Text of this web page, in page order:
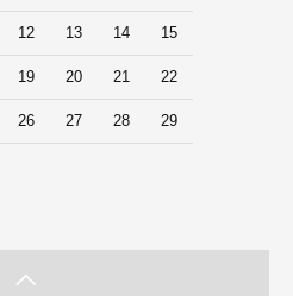
12 13 14 15
19 20 21 22
26 27 28 29